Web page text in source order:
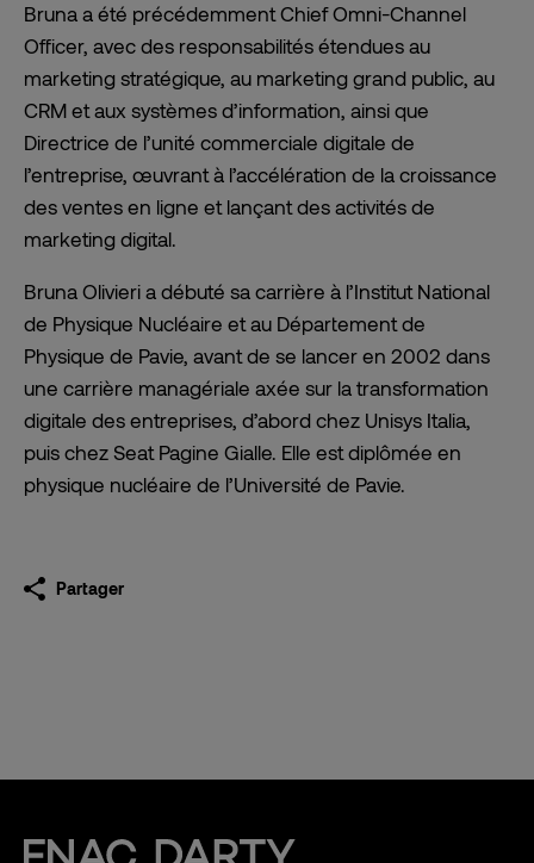
Bruna a été précédemment Chief Omni-Channel
Officer, avec des responsabilités étendues au
marketing stratégique, au marketing grand public, au
CRM et aux systèmes d’information, ainsi que
Directrice de l’unité commerciale digitale de
l’entreprise, œuvrant à l’accélération de la croissance
des ventes en ligne et lançant des activités de
marketing digital.
Bruna Olivieri a débuté sa carrière à l’Institut National
de Physique Nucléaire et au Département de
Physique de Pavie, avant de se lancer en 2002 dans
une carrière managériale axée sur la transformation
digitale des entreprises, d’abord chez Unisys Italia,
puis chez Seat Pagine Gialle. Elle est diplômée en
physique nucléaire de l’Université de Pavie.
Partager
Fnac Darty